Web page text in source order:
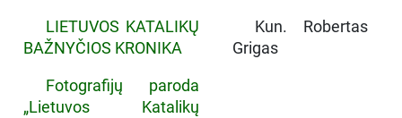
LIETUVOS KATALIKŲ
BAŽNYČIOS KRONIKA
Kun. Robertas
Grigas
Fotografijų paroda
„Lietuvos Katalikų